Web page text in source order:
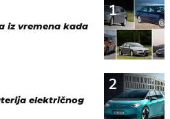
1
iz vremena kada
2
električnog